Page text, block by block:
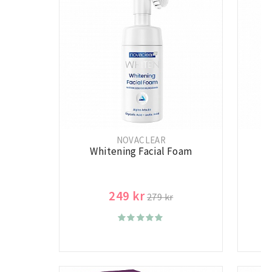
NOVACLEAR
Whitening Facial Foam
249 kr279 kr